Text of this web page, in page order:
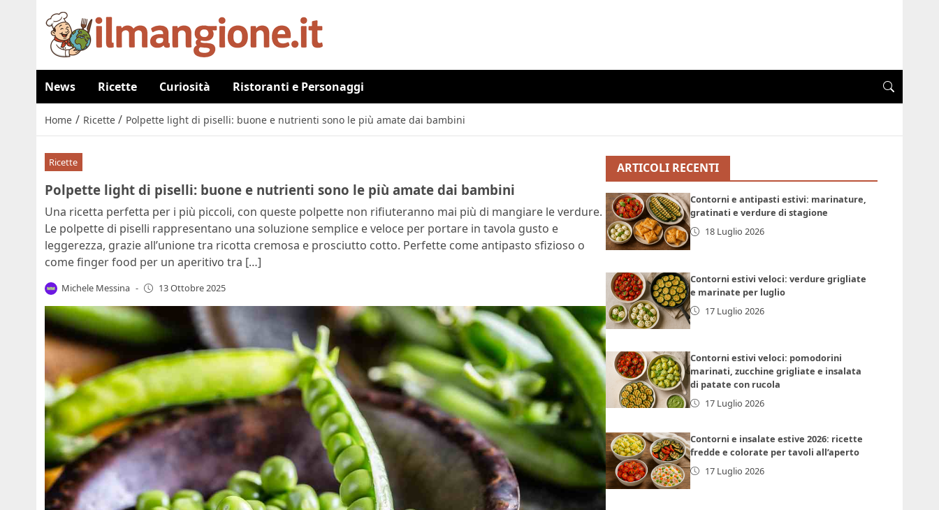
News Ricette Curiosità Ristoranti e Personaggi
Home / Ricette / Polpette light di piselli: buone e nutrienti sono le più amate dai bambini
Ricette
Polpette light di piselli: buone e nutrienti sono le più amate dai bambini
Una ricetta perfetta per i più piccoli, con queste polpette non rifiuteranno mai più di mangiare le verdure.
Le polpette di piselli rappresentano una soluzione semplice e veloce per portare in tavola gusto e
leggerezza, grazie all’unione tra ricotta cremosa e prosciutto cotto. Perfette come antipasto sfizioso o
come finger food per un aperitivo tra […]
Michele Messina - 13 Ottobre 2025
ARTICOLI RECENTI
Contorni e antipasti estivi: marinature,
gratinati e verdure di stagione
18 Luglio 2026
Contorni estivi veloci: verdure grigliate
e marinate per luglio
17 Luglio 2026
Contorni estivi veloci: pomodorini
marinati, zucchine grigliate e insalata
di patate con rucola
17 Luglio 2026
Contorni e insalate estive 2026: ricette
fredde e colorate per tavoli all’aperto
17 Luglio 2026